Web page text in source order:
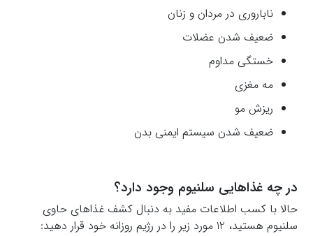
ناباروری در مردان و زنان
ضعیف شدن عضلات
خستگی مداوم
مه مغزی
ریزش مو
ضعیف شدن سیستم ایمنی بدن
در چه غذاهایی سلنیوم وجود دارد؟
حالا با کسب اطلاعات مفید به دنبال کشف غذاهای حاوی
سلنیوم هستید، 12 مورد زیر را در رژیم روزانه خود قرار دهید: